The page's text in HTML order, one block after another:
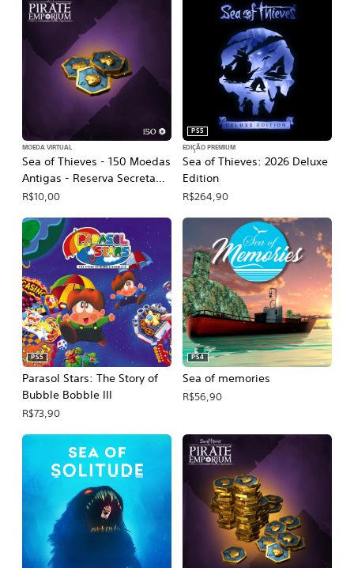
Sea of Thieves - 150 Moedas
Antigas - Reserva Secreta
dos Ancestrais
MOEDA VIRTUAL
R$10,00
Sea of Thieves: 2026 Deluxe
Edition
PS5
EDIÇÃO PREMIUM
R$264,90
Parasol Stars: The Story of
Bubble Bobble III
PS5
R$73,90
Sea of memories
PS4
R$56,90